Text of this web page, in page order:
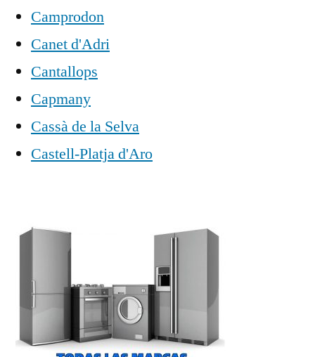
Camprodon
Canet d'Adri
Cantallops
Capmany
Cassà de la Selva
Castell-Platja d'Aro